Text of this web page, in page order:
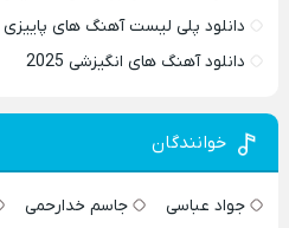
دانلود پلی لیست آهنگ های پاییزی 1404
دانلود آهنگ های انگیزشی 2025
خوانندگان
جواد عباسی جاسم خدارحمی